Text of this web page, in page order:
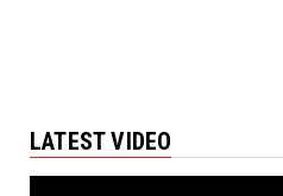
LATEST VIDEO